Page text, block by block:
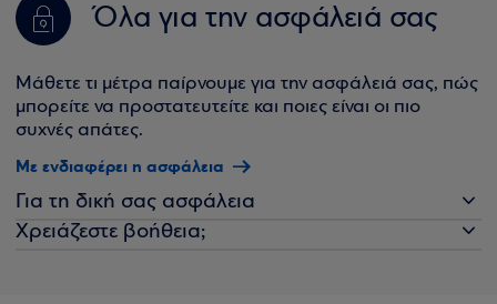
Όλα για την ασφάλειά σας
Μάθετε τι μέτρα παίρνουμε για την ασφάλειά σας, πώς
μπορείτε να προστατευτείτε και ποιες είναι οι πιο
συχνές απάτες.
Με ενδιαφέρει η ασφάλεια
Για τη δική σας ασφάλεια
Χρειάζεστε βοήθεια;